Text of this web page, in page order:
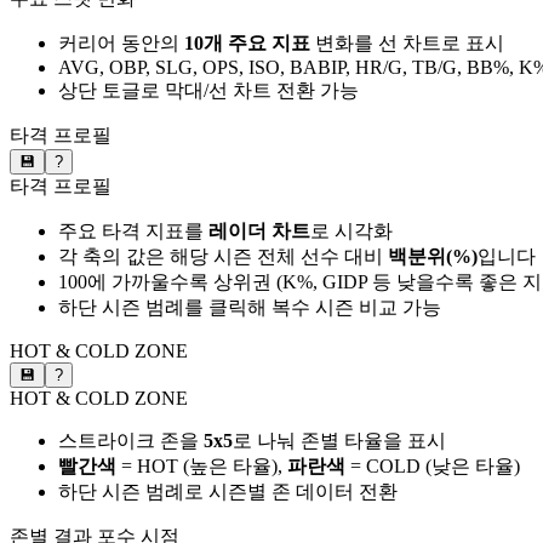
커리어 동안의 10개 주요 지표 변화를 선 차트로 표시
AVG, OBP, SLG, OPS, ISO, BABIP, HR/G, TB/G, BB%,
상단 토글로 막대/선 차트 전환 가능
타격 프로필
💾 ?
타격 프로필
주요 타격 지표를 레이더 차트로 시각화
각 축의 값은 해당 시즌 전체 선수 대비 백분위(%)입니다
100에 가까울수록 상위권 (K%, GIDP 등 낮을수록 좋은
하단 시즌 범례를 클릭해 복수 시즌 비교 가능
HOT & COLD ZONE
💾 ?
HOT & COLD ZONE
스트라이크 존을 5x5로 나눠 존별 타율을 표시
빨간색 = HOT (높은 타율), 파란색 = COLD (낮은 타율)
하단 시즌 범례로 시즌별 존 데이터 전환
존별 결과 포수 시점